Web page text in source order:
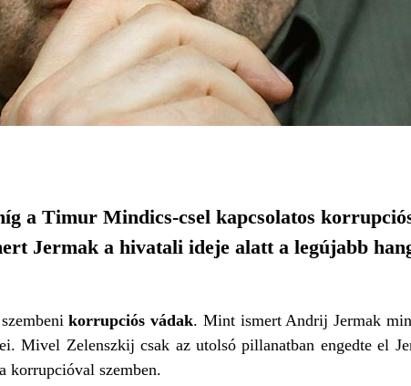
a Timur Mindics-csel kapcsolatos
Jermak a hivatali ideje alatt a legújabb
korrupciós vádak. Mint ismert Andrij Jermak
Mivel Zelenszkij csak az utolsó pillanatban engedte el
korrupcióval szemben.